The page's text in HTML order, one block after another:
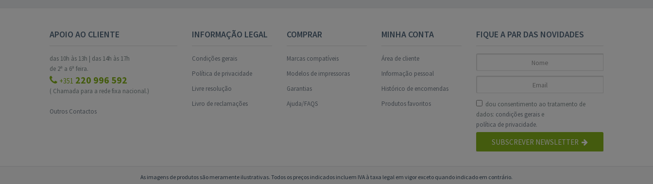
APOIO AO CLIENTE
das 10h às 13h | das 14h às 17h
de 2ª a 6ª feira.
+351 220 996 592
( Chamada para a rede fixa nacional.)
Outros Contactos
INFORMAÇÃO LEGAL
Condições gerais
Política de privacidade
Livre resolução
Livro de reclamações
COMPRAR
Marcas compatíveis
Modelos de impressoras
Garantias
Ajuda/FAQS
MINHA CONTA
Área de cliente
Informação pessoal
Histórico de encomendas
Produtos favoritos
FIQUE A PAR DAS NOVIDADES
dou consentimento ao tratamento de
dados: condições geraise
política de privacidade.
SUBSCREVER NEWSLETTER
As imagens de produtos são meramente ilustrativas. Todos os preços indicados incluem IVA à taxa legal em vigor exceto quando indicado em contrário.